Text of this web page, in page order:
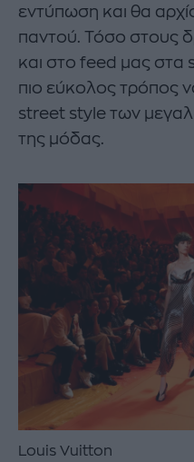
εντύπωση και θα
παντού. Τόσο στους
και στο feed μας στα
πιο εύκολος τρόπος
street style των
της μόδας.
Louis Vuitton